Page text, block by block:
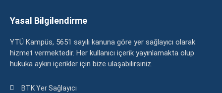
Yasal Bilgilendirme
YTÜ Kampüs, 5651 sayılı kanuna göre yer sağlayıcı olarak
hizmet vermektedir. Her kullanıcı içerik yayınlamakta olup
hukuka aykırı içerikler için bize ulaşabilirsiniz.
BTK Yer Sağlayıcı